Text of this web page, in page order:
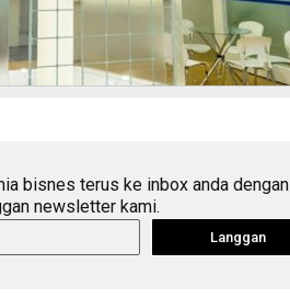
bisnes terus ke inbox anda dengan
newsletter kami.
Langgan